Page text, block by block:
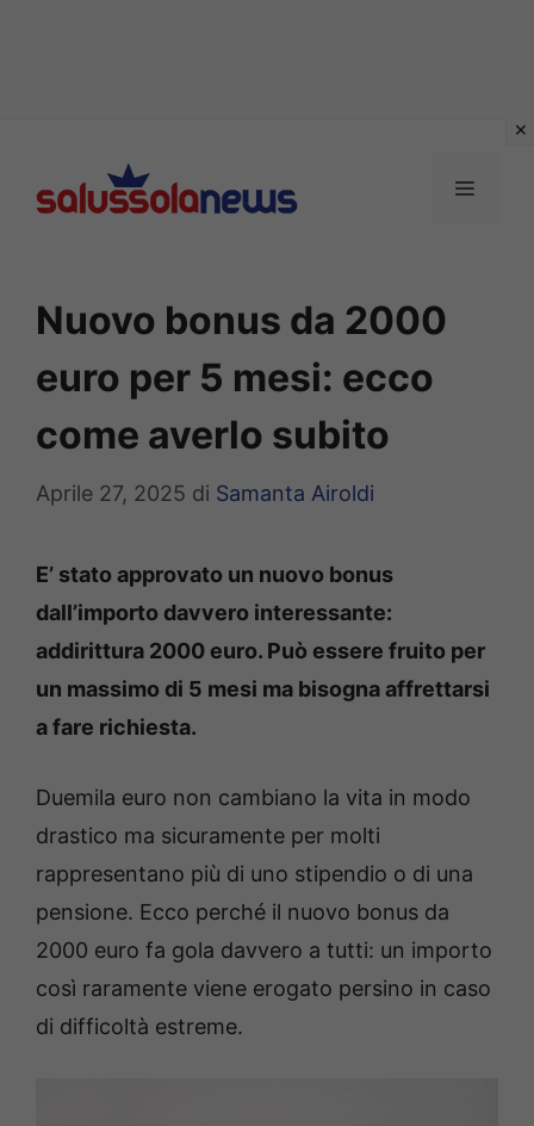
contenuto
MENU
Nuovo bonus da 2000
euro per 5 mesi: ecco
come averlo subito
Aprile 27, 2025 di Samanta Airoldi
E’ stato approvato un nuovo bonus
dall’importo davvero interessante:
addirittura 2000 euro. Può essere fruito per
un massimo di 5 mesi ma bisogna affrettarsi
a fare richiesta.
Duemila euro non cambiano la vita in modo
drastico ma sicuramente per molti
rappresentano più di uno stipendio o di una
pensione. Ecco perché il nuovo bonus da
2000 euro fa gola davvero a tutti: un importo
così raramente viene erogato persino in caso
di difficoltà estreme.